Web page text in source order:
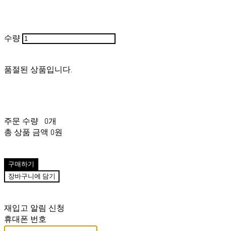
수량
품절된 상품입니다.
주문 수량
0개
총 상품 금액 0원
구매하기
장바구니에 담기
재입고 알림 신청
휴대폰 번호